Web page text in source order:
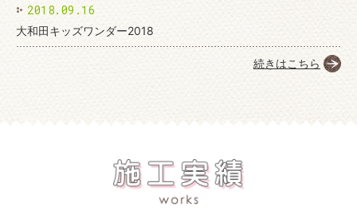
2018.09.16
大和田キッズワンダー2018
続きはこちら